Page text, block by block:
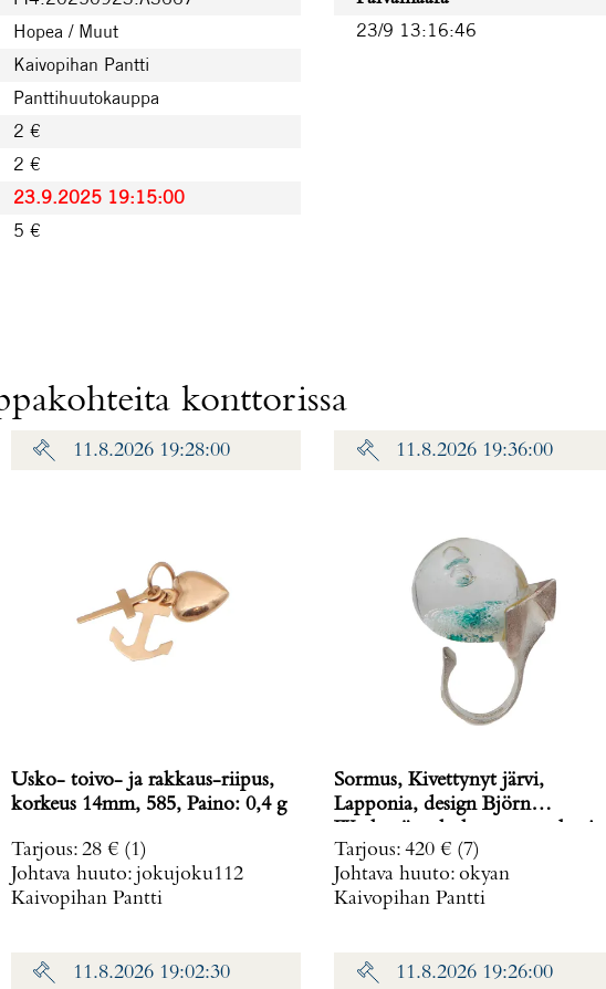
Hopea / Muut
Kaivopihan Pantti
Panttihuutokauppa
2 €
2 €
23.9.2025 19:15:00
5 €
23/9 13:16:46
konttorissa
11.8.2026 19:28:00
Usko- toivo- ja rakkaus-riipus,
korkeus 14mm, 585, Paino: 0,4 g
Tarjous: 28 € (1)
Johtava huuto: jokujoku112
Kaivopihan Pantti
11.8.2026 19:36:00
Sormus, Kivettynyt järvi,
Lapponia, design Björn
vuodelta 1972, 925br, Paino: 19,8
g
Tarjous: 420 € (7)
Johtava huuto: okyan
Kaivopihan Pantti
11.8.2026 19:02:30 11.8.2026 19:26:00